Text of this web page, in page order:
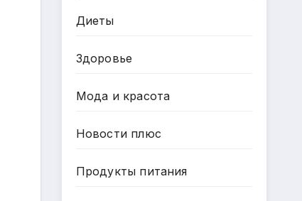
Диеты
Здоровье
Мода и красота
Новости плюс
Продукты питания